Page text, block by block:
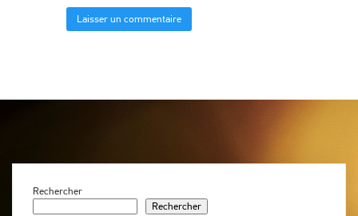
Rechercher
Rechercher